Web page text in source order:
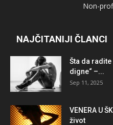
Non-
NAJČITANIJI ČLANCI
Šta da
digne“ –...
Sep 11, 2025
VENERA U
život